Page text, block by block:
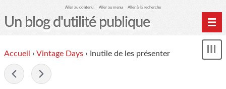
Aller au contenu Aller au menu Aller à la recherche
Un blog d'utilité publique
le Glob qui nuisait grave
Accueil › Vintage Days › Inutile de les présenter